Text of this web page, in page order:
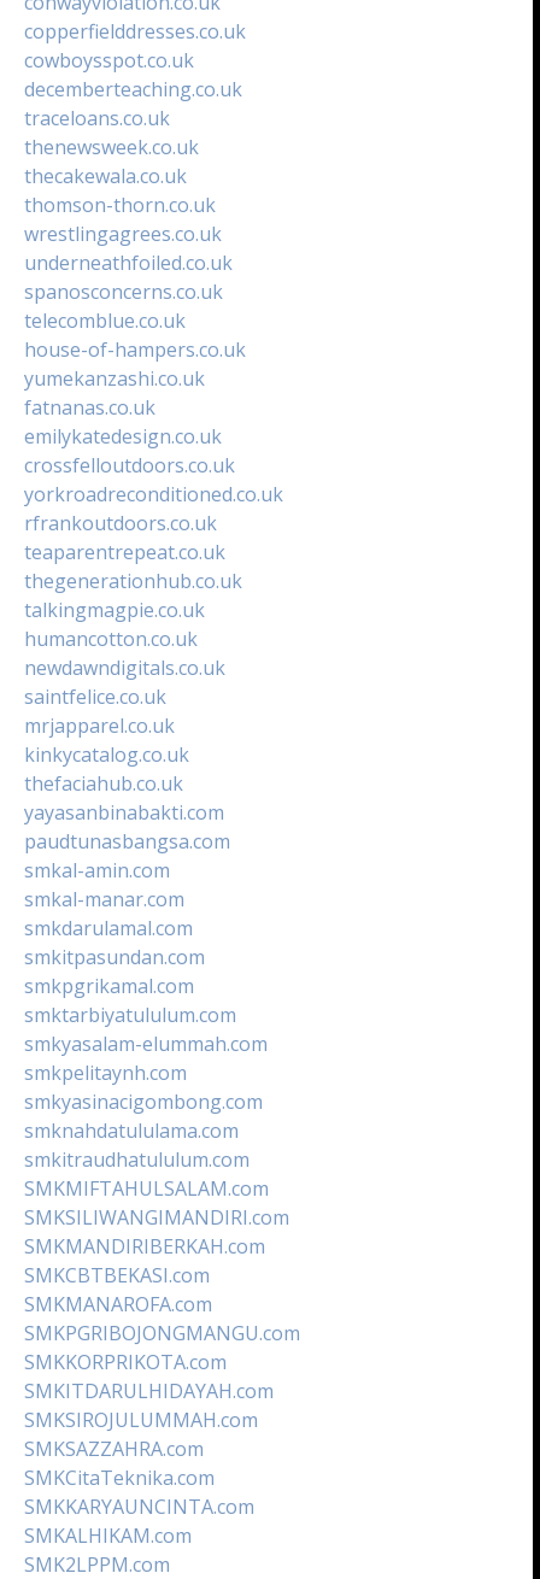
copperfielddresses.co.uk
cowboysspot.co.uk
decemberteaching.co.uk
traceloans.co.uk
thenewsweek.co.uk
thecakewala.co.uk
thomson-thorn.co.uk
wrestlingagrees.co.uk
underneathfoiled.co.uk
spanosconcerns.co.uk
telecomblue.co.uk
house-of-hampers.co.uk
yumekanzashi.co.uk
fatnanas.co.uk
emilykatedesign.co.uk
crossfelloutdoors.co.uk
yorkroadreconditioned.co.uk
rfrankoutdoors.co.uk
teaparentrepeat.co.uk
thegenerationhub.co.uk
talkingmagpie.co.uk
humancotton.co.uk
newdawndigitals.co.uk
saintfelice.co.uk
mrjapparel.co.uk
kinkycatalog.co.uk
thefaciahub.co.uk
yayasanbinabakti.com
paudtunasbangsa.com
smkal-amin.com
smkal-manar.com
smkdarulamal.com
smkitpasundan.com
smkpgrikamal.com
smktarbiyatululum.com
smkyasalam-elummah.com
smkpelitaynh.com
smkyasinacigombong.com
smknahdatululama.com
smkitraudhatululum.com
SMKMIFTAHULSALAM.com
SMKSILIWANGIMANDIRI.com
SMKMANDIRIBERKAH.com
SMKCBTBEKASI.com
SMKMANAROFA.com
SMKPGRIBOJONGMANGU.com
SMKKORPRIKOTA.com
SMKITDARULHIDAYAH.com
SMKSIROJULUMMAH.com
SMKSAZZAHRA.com
SMKCitaTeknika.com
SMKKARYAUNCINTA.com
SMKALHIKAM.com
SMK2LPPM.com